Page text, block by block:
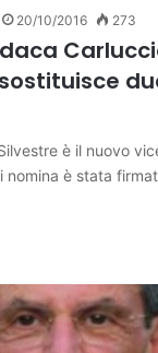
20/10/2016 273
è il nuovo
nomina è stata